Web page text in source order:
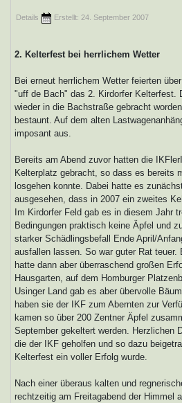
Details Erstellt: 24. September 2007
2. Kelterfest bei herrlichem Wetter
Bei erneut herrlichem Wetter feierten
"uff de Bach" das 2. Kirdorfer Kelterfest.
wieder in die Bachstraße gebracht
bestaunt. Auf dem alten
imposant aus.
Bereits am Abend zuvor hatten die
Kelterplatz gebracht, so dass es bereits
losgehen konnte. Dabei hatte es
ausgesehen, dass in 2007 ein zweites
Im Kirdorfer Feld gab es in diesem Jahr
Bedingungen praktisch keine Äpfel und
starker Schädlingsbefall Ende April/
ausfallen lassen. So war guter Rat teuer.
hatte dann aber überraschend großen
Hausgarten, auf dem Homburger
Usinger Land gab es aber übervolle
haben sie der IKF zum Abernten zur
kamen so über 200 Zentner Äpfel
September gekeltert werden. Herzlichen
die der IKF geholfen und so dazu
Kelterfest ein voller Erfolg wurde.
Nach einer überaus kalten und
rechtzeitig am Freitagabend der Himmel